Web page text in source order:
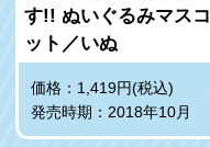
す!! ぬいぐるみマスコ
ット／いぬ
価格：1,419円(税込)
発売時期：2018年10月